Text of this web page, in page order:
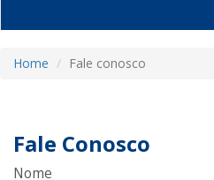
Home Fale conosco
Fale Conosco
Nome